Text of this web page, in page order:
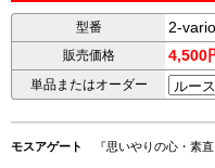
型番 2-
販売価格 4,500
単品またはオーダー
モスアゲート 『思いやりの心・素